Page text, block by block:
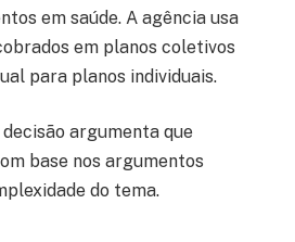
em saúde. A agência usa
em planos coletivos
para planos individuais.
argumenta que
base nos argumentos
do tema.